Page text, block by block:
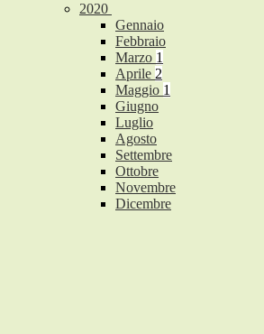
2020
Gennaio
Febbraio
Marzo 1
Aprile 2
Maggio 1
Giugno
Luglio
Agosto
Settembre
Ottobre
Novembre
Dicembre